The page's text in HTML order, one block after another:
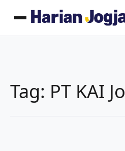
Tag: PT KAI